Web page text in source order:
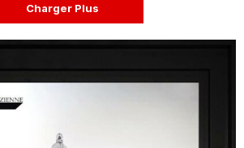
Charger Plus